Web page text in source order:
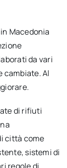
Macedonia
da vari
cambiate. Al
di rifiuti
città come
sistemi di